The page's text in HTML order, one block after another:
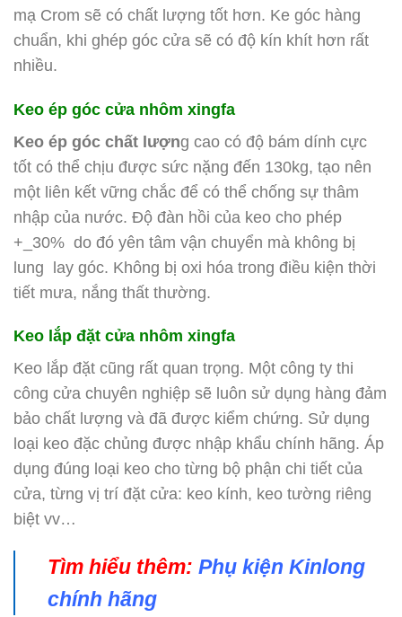
mạ Crom sẽ có chất lượng tốt hơn. Ke góc hàng
chuẩn, khi ghép góc cửa sẽ có độ kín khít hơn rất
nhiều.
Keo ép góc cửa nhôm xingfa
Keo ép góc chất lượng cao có độ bám dính cực
tốt có thể chịu được sức nặng đến 130kg, tạo nên
một liên kết vững chắc để có thể chống sự thâm
nhập của nước. Độ đàn hồi của keo cho phép
+_30% do đó yên tâm vận chuyển mà không bị
lung lay góc. Không bị oxi hóa trong điều kiện thời
tiết mưa, nắng thất thường.
Keo lắp đặt cửa nhôm xingfa
Keo lắp đặt cũng rất quan trọng. Một công ty thi
công cửa chuyên nghiệp sẽ luôn sử dụng hàng đảm
bảo chất lượng và đã được kiểm chứng. Sử dụng
loại keo đặc chủng được nhập khẩu chính hãng. Áp
dụng đúng loại keo cho từng bộ phận chi tiết của
cửa, từng vị trí đặt cửa: keo kính, keo tường riêng
biệt vv…
Tìm hiểu thêm: Phụ kiện Kinlong
chính hãng